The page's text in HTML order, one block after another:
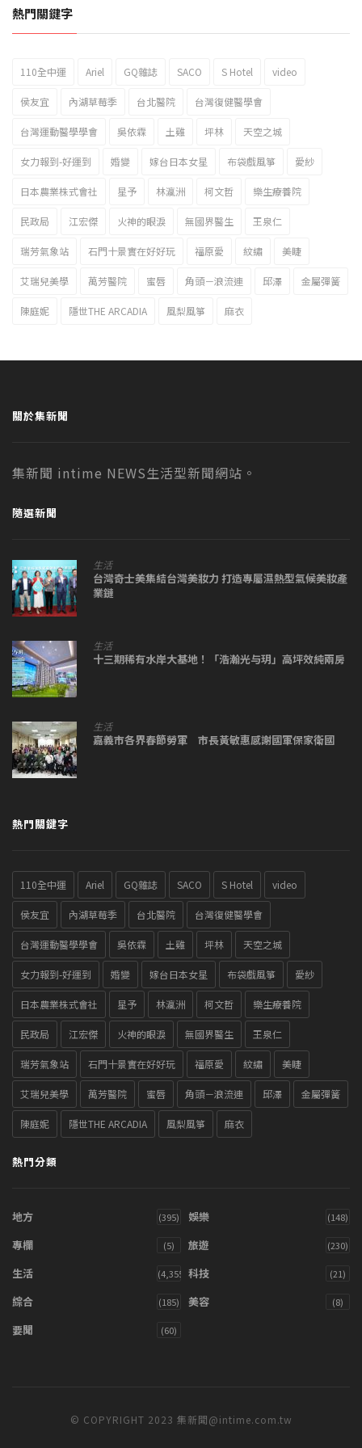
2023新北市北海岸國際風箏節「風在石起」霸氣回歸
熱門關鍵字
110全中運 Ariel GQ雜誌 SACO S Hotel video
侯友宜 內湖草莓季 台北醫院 台灣復健醫學會
台灣運動醫學學會 吳依霖 土雞 坪林 天空之城
女力報到-好運到 婚變 嫁台日本女星 布袋戲風箏 愛紗
日本農業株式會社 星予 林瀛洲 柯文哲 樂生療養院
民政局 江宏傑 火神的眼淚 無國界醫生 王泉仁
瑞芳氣象站 石門十景實在好好玩 福原愛 紋繡 美睫
艾瑞兒美學 萬芳醫院 蜜唇 角頭－浪流連 邱澤 金屬彈簧
陳庭妮 隱世THE ARCADIA 風梨風箏 麻衣
關於集新聞
集新聞 intime NEWS生活型新聞網站。
隨選新聞
生活
台灣奇士美集結台灣美妝力 打造專屬濕熱型氣候美妝產
業鏈
生活
十三期稀有水岸大基地！「浩瀚光与玥」高坪效純兩房
生活
嘉義市各界春節勞軍 市長黃敏惠感謝國軍保家衛國
熱門關鍵字
110全中運 Ariel GQ雜誌 SACO S Hotel video
侯友宜 內湖草莓季 台北醫院 台灣復健醫學會
台灣運動醫學學會 吳依霖 土雞 坪林 天空之城
女力報到-好運到 婚變 嫁台日本女星 布袋戲風箏 愛紗
日本農業株式會社 星予 林瀛洲 柯文哲 樂生療養院
民政局 江宏傑 火神的眼淚 無國界醫生 王泉仁
瑞芳氣象站 石門十景實在好好玩 福原愛 紋繡 美睫
艾瑞兒美學 萬芳醫院 蜜唇 角頭－浪流連 邱澤 金屬彈簧
陳庭妮 隱世THE ARCADIA 風梨風箏 麻衣
熱門分類
地方 (395) 娛樂 (148)
專欄 (5) 旅遊 (230)
生活 (4,355) 科技 (21)
綜合 (185) 美容 (8)
要聞 (60)
© COPYRIGHT 2023 集新聞@intime.com.tw